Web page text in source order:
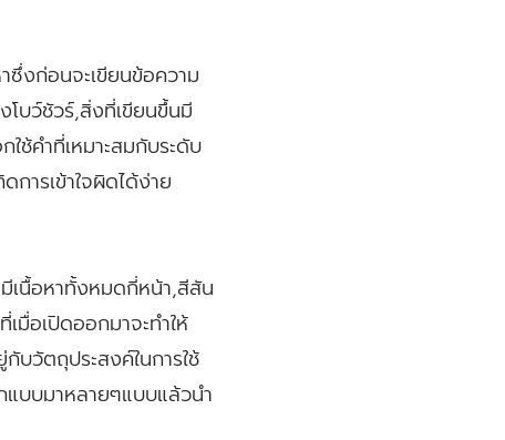
ซึ่งก่อนจะเขียนข้อความ
บว์ชัวร์,สิ่งที่เขียนขึ้นมี
ช้คำที่เหมาะสมกับระดับ
ารเข้าใจผิดได้ง่าย
เนื้อหาทั้งหมดกี่หน้า,สีสัน
มื่อเปิดออกมาจะทำให้
บวัตถุประสงค์ในการใช้
บบมาหลายๆแบบแล้วนำ